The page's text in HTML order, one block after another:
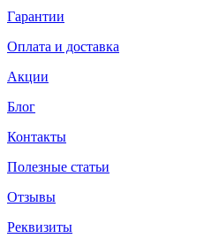
Гарантии
Оплата и доставка
Акции
Блог
Контакты
Полезные статьи
Отзывы
Реквизиты